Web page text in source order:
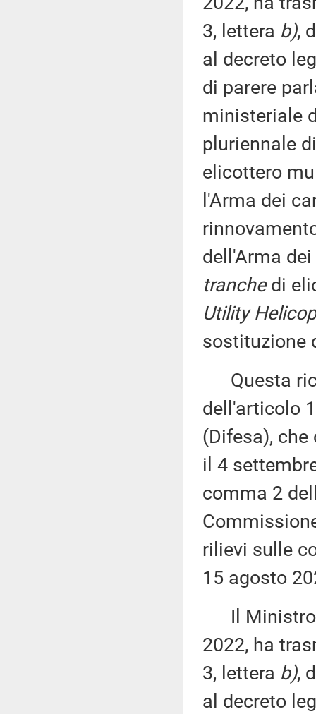
3, lettera b),
al decreto
di parere
ministeriale
pluriennale
elicottero
l'Arma dei
dell'Arma
tranchedi
Utility
sostituzione
Questa
dell'articolo
(Difesa),
il 4
comma 2
rilievi sulle
15 agosto
Il Ministro
2022, ha
3, lettera b),
al decreto